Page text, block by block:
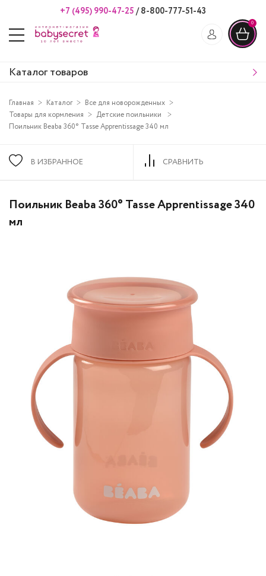
+7 (495) 990-47-25 /8-800-777-51-43
0
Каталог товаров
Главная Каталог
Все для новорожденных
Товары для кормления
Детские поильники
Поильник Beaba 360° Tasse Apprentissage 340 мл
В ИЗБРАННОЕ СРАВНИТЬ
Поильник Beaba 360° Tasse Apprentissage 340
мл